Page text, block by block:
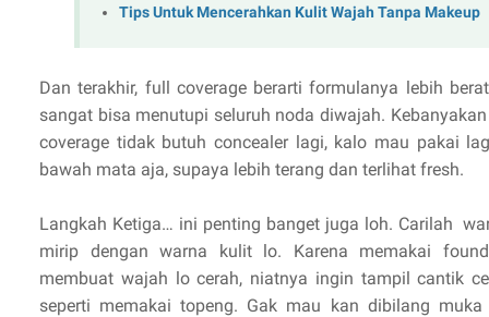
Tips Untuk Mencerahkan Kulit Wajah Tanpa Makeup
Dan terakhir, full coverage berarti formulanya lebih
sangat bisa menutupi seluruh noda diwajah.
coverage tidak butuh concealer lagi, kalo mau pakai
bawah mata aja, supaya lebih terang dan terlihat fresh.
Langkah Ketiga… ini penting banget juga loh. Carilah
mirip dengan warna kulit lo. Karena memakai
membuat wajah lo cerah, niatnya ingin tampil cantik
seperti memakai topeng. Gak mau kan dibilang muka